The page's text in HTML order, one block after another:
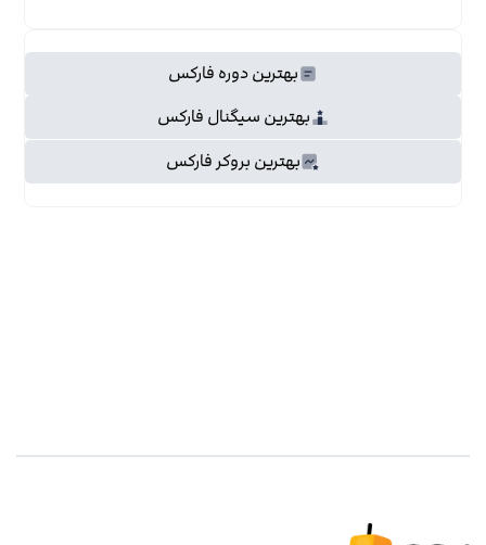
بهترین دوره فارکس
بهترین سیگنال فارکس
بهترین بروکر فارکس